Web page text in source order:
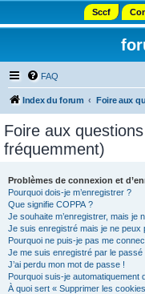
Sccf
FAQ
Index du forum Foire aux
Foire aux
fréquemment)
Problèmes de connexion et
Pourquoi dois-je m’enregistrer ?
Que signifie COPPA ?
Je souhaite m’enregistrer, mais je
Je suis enregistré mais je ne peux
Pourquoi ne puis-je pas me
Je me suis enregistré par le
J’ai perdu mon mot de passe !
Pourquoi suis-je automatiquement
À quoi sert « Supprimer les